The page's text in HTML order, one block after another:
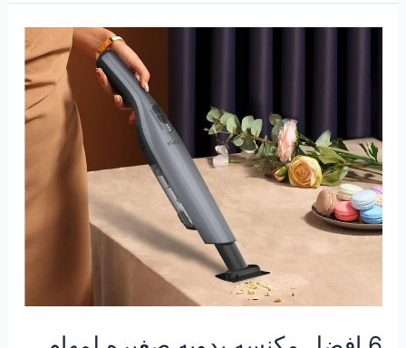
ميزان
جسم
الحفاظ
علي
وزنك